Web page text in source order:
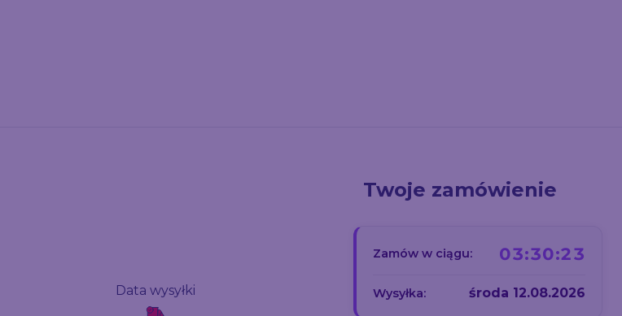
Data wysyłki
Twoje zamówienie
Zamów w ciągu: 03:30:21
Wysyłka: środa 12.08.2026